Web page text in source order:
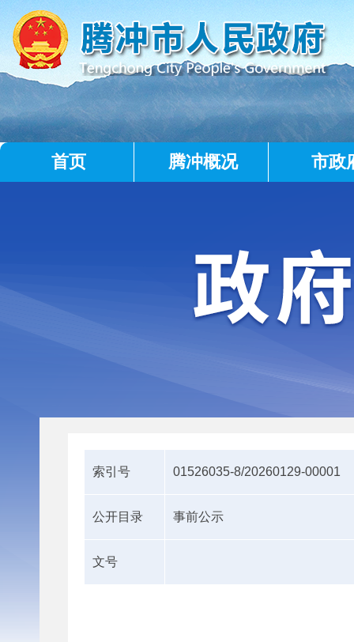
首页 腾冲概况 市政
索引号 01526035-8/20260129-00001
公开目录 事前公示
文号